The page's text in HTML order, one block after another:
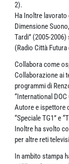
2).
Ha Inoltre
Dimensione
Tardi” (2005-
(Radio Città Futura
Collabora come
Collaborazione ai
programmi di
“International DOC
Autore e ispettore
“Speciale TG1” e
Inoltre ha svolto
per altre reti
In ambito stampa